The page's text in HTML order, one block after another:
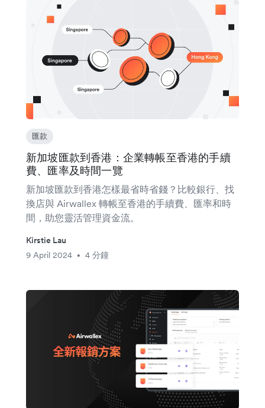
匯款
新加坡匯款到香港：企業轉帳至香港的手續
費、匯率及時間一覽
新加坡匯款到香港怎樣最省時省錢？比較銀行、找
換店與 Airwallex 轉帳至香港的手續費、匯率和時
間，助您靈活管理資金流。
Kirstie Lau
9 April 2024
• 4 分鐘